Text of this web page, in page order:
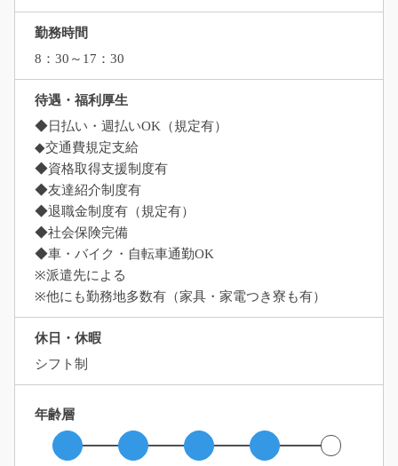
勤務時間
8：30～17：30
待遇・福利厚生
◆日払い・週払いOK（規定有）
◆交通費規定支給
◆資格取得支援制度有
◆友達紹介制度有
◆退職金制度有（規定有）
◆社会保険完備
◆車・バイク・自転車通勤OK
※派遣先による
※他にも勤務地多数有（家具・家電つき寮も有）
休日・休暇
シフト制
年齢層